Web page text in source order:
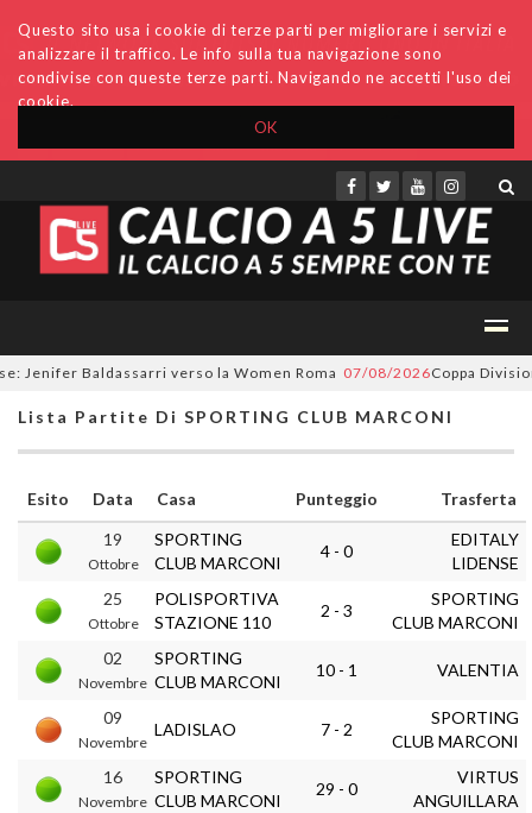
OK
Questo sito usa i cookie di terze parti per migliorare i servizi e
analizzare il traffico. Le info sulla tua navigazione sono
condivise con queste terze parti. Navigando ne accetti l'uso dei
cookie.
Accedi Archivio Invio comunicati Redazione
Baldassarri verso la Women Roma 07/08/2026Coppa
Lista Partite Di SPORTING CLUB MARCONI
Esito Data Casa Punteggio
Trasferta
19
Ottobre
SPORTING
CLUB MARCONI
4 - 0
EDITALY
LIDENSE
25
Ottobre
POLISPORTIVA
STAZIONE 110
2 - 3
SPORTING
CLUB MARCONI
02
Novembre
SPORTING
CLUB MARCONI
10 - 1 VALENTIA
09
Novembre
LADISLAO 7 - 2
SPORTING
CLUB MARCONI
16
Novembre
SPORTING
CLUB MARCONI
29 - 0
VIRTUS
ANGUILLARA